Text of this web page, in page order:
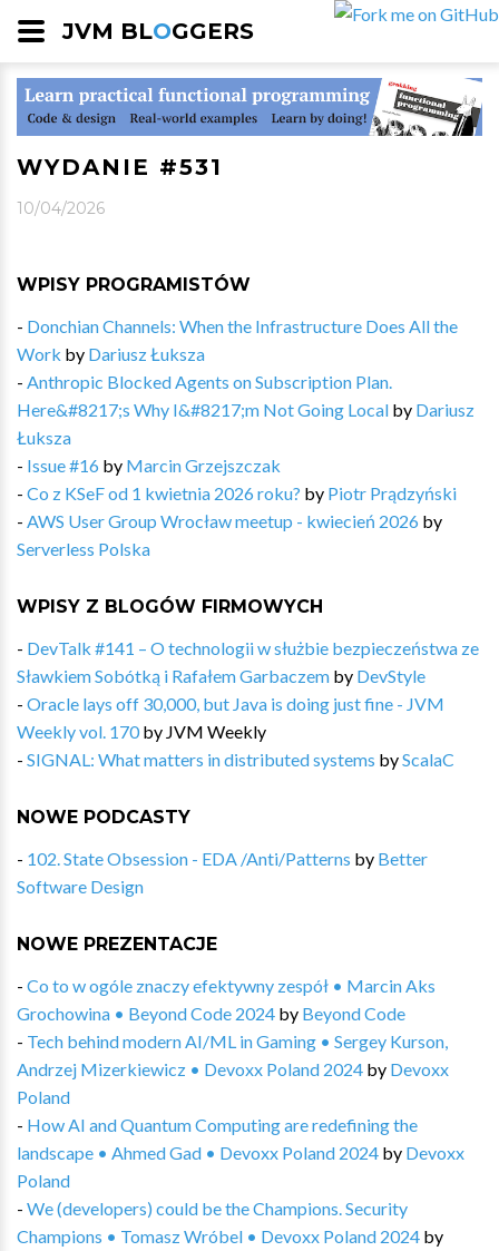
JVM BLOGGERS
WYDANIE #531
10/04/2026
WPISY PROGRAMISTÓW
- Donchian Channels: When the Infrastructure Does All the
Work by Dariusz Łuksza
- Anthropic Blocked Agents on Subscription Plan.
Here&#8217;s Why I&#8217;m Not Going Local by Dariusz
Łuksza
- Issue #16 by Marcin Grzejszczak
- Co z KSeF od 1 kwietnia 2026 roku? by Piotr Prądzyński
- AWS User Group Wrocław meetup - kwiecień 2026 by
Serverless Polska
WPISY Z BLOGÓW FIRMOWYCH
- DevTalk #141 – O technologii w służbie bezpieczeństwa ze
Sławkiem Sobótką i Rafałem Garbaczem by DevStyle
- Oracle lays off 30,000, but Java is doing just fine - JVM
Weekly vol. 170by JVM Weekly
- SIGNAL: What matters in distributed systems byScalaC
NOWE PODCASTY
- 102. State Obsession - EDA /Anti/Patterns by Better
Software Design
NOWE PREZENTACJE
- Co to w ogóle znaczy efektywny zespół • Marcin Aks
Grochowina • Beyond Code 2024 by Beyond Code
- Tech behind modern AI/ML in Gaming • Sergey Kurson,
Andrzej Mizerkiewicz • Devoxx Poland 2024 by Devoxx
Poland
- How AI and Quantum Computing are redefining the
landscape • Ahmed Gad • Devoxx Poland 2024 by Devoxx
Poland
- We (developers) could be the Champions. Security
Champions • Tomasz Wróbel • Devoxx Poland 2024 by